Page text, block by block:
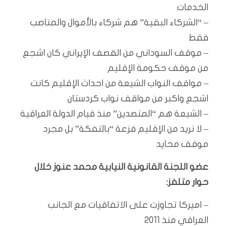
الخدمات
– “الشركاء البقية” هم شركاء بالأموال والمناصب
فقط
– موقف السوداني من القصف الإيراني كان اشجع
من موقف حكومة الإقليم
– مواقف النواب الشيعة من احداث الإقليم كانت
اشجع واكبر من مواقف نواب كردستان
– الشيعة هم “المتصدين” منذ قيام الدولة العراقية
– لا نريد من الإقليم فزعة “بالتفكة” بل مجرد
موقف محايد
عضو اللجنة القانونية النيابية محمد عنوز خلال
حوار متلفز:
– اميركا تجاوزت على الاتفاقيات مع الجانب
العراقي منذ 2011